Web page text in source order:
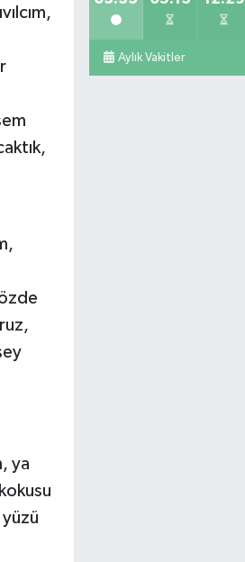
ya
yüzü
Aylık Vakitler